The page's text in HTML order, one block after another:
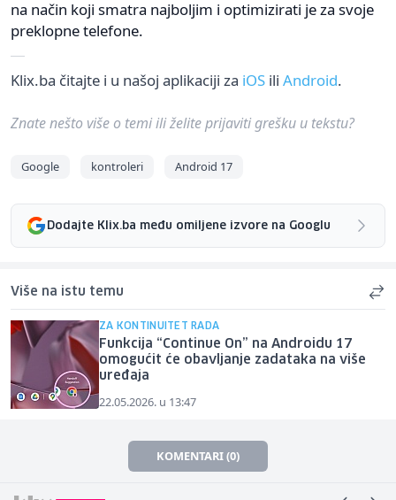
na način koji smatra najboljim i optimizirati je za svoje
preklopne telefone.
Klix.ba čitajte i u našoj aplikaciji za iOS ili Android.
Znate nešto više o temi ili želite prijaviti grešku u tekstu?
Google kontroleri Android 17
Dodajte Klix.ba među omiljene izvore na Googlu
Više na istu temu
ZA KONTINUITET RADA
Funkcija “Continue On” na Androidu 17
omogućit će obavljanje zadataka na više
uređaja
22.05.2026. u 13:47
KOMENTARI (0)